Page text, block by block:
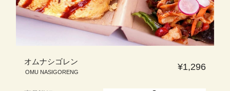
オムナシゴレン
OMU NASIGORENG
¥1,296